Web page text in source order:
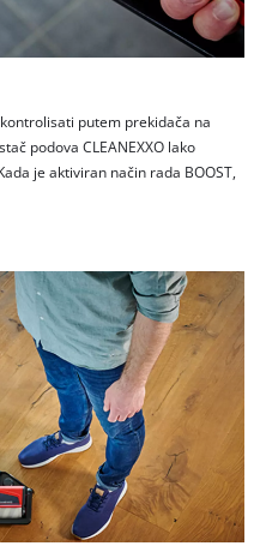
consent to load the
Maps service!
not permitted to load due
are not disclosed to the
owner needs to setup
CMP to add this content
technologies used.
Usercentrics Consent
Platform
putem prekidača na
podova CLEANEXXO lako
je aktiviran način rada BOOST,